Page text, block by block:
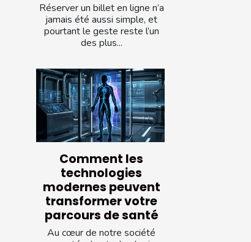
Réserver un billet en ligne n’a
jamais été aussi simple, et
pourtant le geste reste l’un
des plus...
Comment les
technologies
modernes peuvent
transformer votre
parcours de santé
Au cœur de notre société